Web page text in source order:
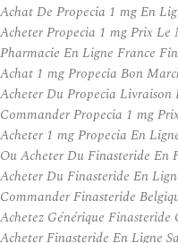
Achat De Propecia 1 mg En
Acheter Propecia 1 mg Prix Le
Pharmacie En Ligne France
Achat 1 mg Propecia Bon
Acheter Du Propecia Livraison
Commander Propecia 1 mg
Acheter 1 mg Propecia En
Ou Acheter Du Finasteride En
Acheter Du Finasteride En
Commander Finasteride
Achetez Générique Finasteride
Acheter Finasteride En Ligne